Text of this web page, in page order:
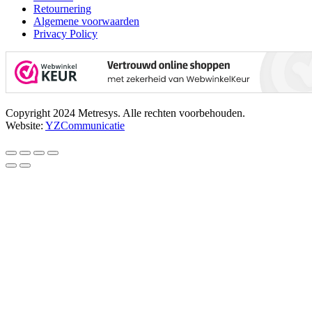
Retournering
Algemene voorwaarden
Privacy Policy
Copyright 2024 Metresys. Alle rechten voorbehouden.
Website: YZCommunicatie